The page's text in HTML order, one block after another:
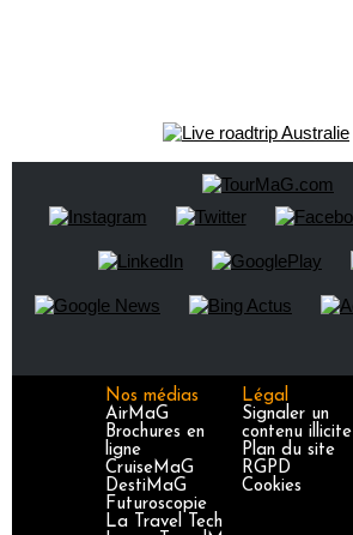
Nos médias
AirMaG
Brochures en
ligne
CruiseMaG
DestiMaG
Futuroscopie
La Travel Tech
Légal
Signaler un
contenu illicite
Plan du site
RGPD
Cookies